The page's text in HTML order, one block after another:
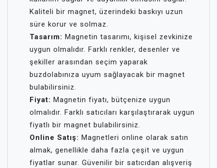
Kaliteli bir magnet, üzerindeki baskıyı uzun
süre korur ve solmaz.
Tasarım: Magnetin tasarımı, kişisel zevkinize
uygun olmalıdır. Farklı renkler, desenler ve
şekiller arasından seçim yaparak
buzdolabınıza uyum sağlayacak bir magnet
bulabilirsiniz.
Fiyat: Magnetin fiyatı, bütçenize uygun
olmalıdır. Farklı satıcıları karşılaştırarak uygun
fiyatlı bir magnet bulabilirsiniz.
Online Satış: Magnetleri online olarak satın
almak, genellikle daha fazla çeşit ve uygun
fiyatlar sunar. Güvenilir bir satıcıdan alışveriş